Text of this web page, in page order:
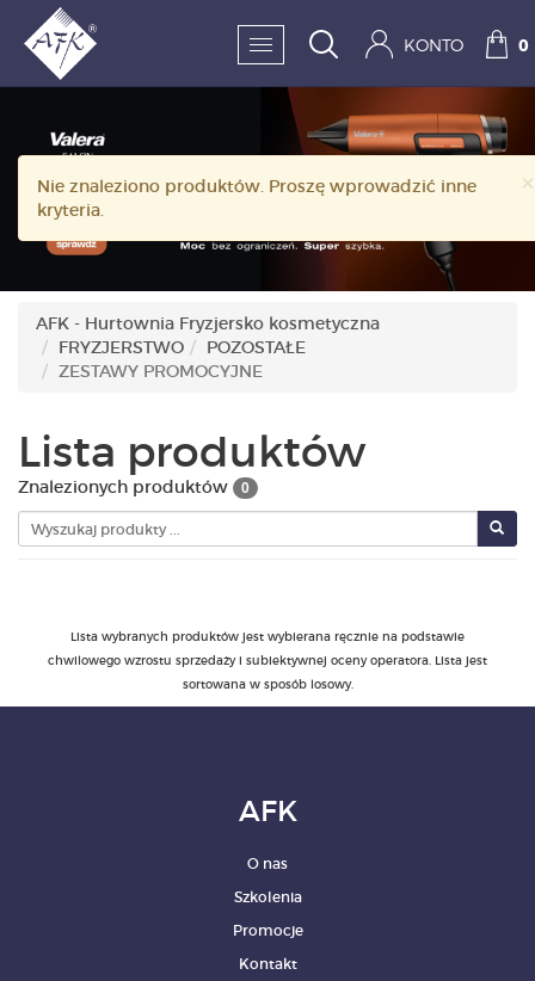
SKLEP:
FRYZJERSTWO
HIGIENA I DEZYNFEKC
PAZNOKCIE
MĘŻCZYZNA
POLECAMY
SZKOLENIA
O NAS
KONTO 0
AFK - Hurtownia Fryzjersko kosmetyczna
FRYZJERSTWO
POZOSTAŁE
ZESTAWY PROMOCYJNE
Lista produktów
Znalezionych produktów 0
×
Nie znaleziono produktów. Proszę wprowadzić inne
kryteria.
Lista wybranych produktów jest wybierana ręcznie na podstawie
chwilowego wzrostu sprzedaży i subiektywnej oceny operatora. Lista jest
sortowana w sposób losowy.
AFK
O nas
Szkolenia
Promocje
Kontakt